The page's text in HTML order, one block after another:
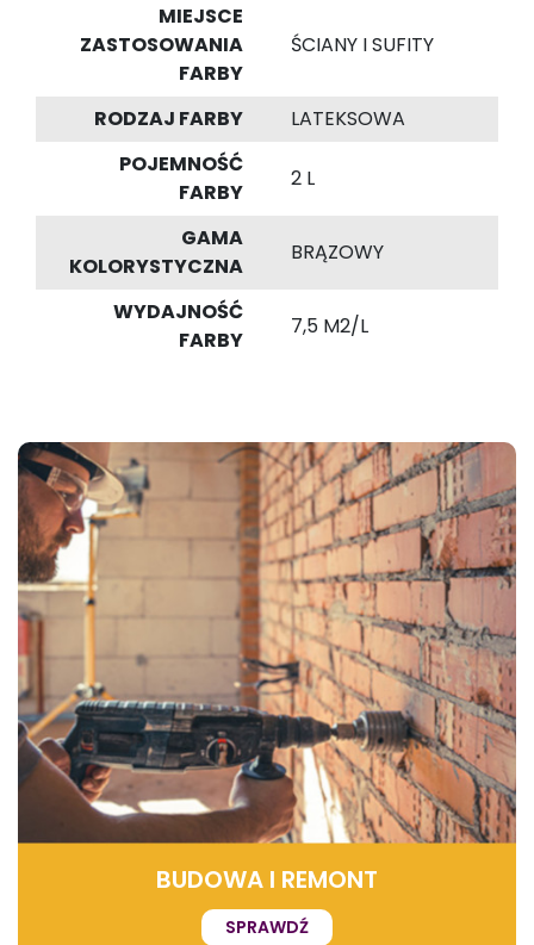
MIEJSCE
ZASTOSOWANIA
FARBY
ŚCIANY I SUFITY
RODZAJ FARBY
LATEKSOWA
POJEMNOŚĆ
FARBY
2 L
GAMA
KOLORYSTYCZNA
BRĄZOWY
WYDAJNOŚĆ
FARBY
7,5 M2/L
BUDOWA I REMONT
SPRAWDŹ